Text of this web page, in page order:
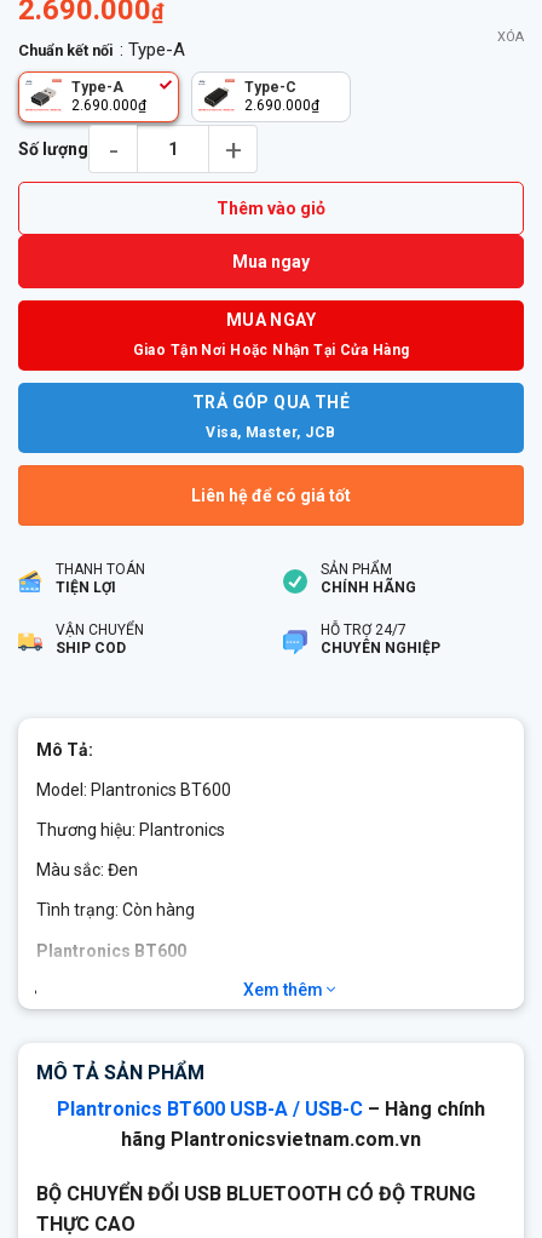
2.690.000₫
Chuẩn kết nối : Type-A
Type-A
2.690.000₫
Type-C
2.690.000₫
XÓA
Số lượng
Thêm vào giỏ
Mua ngay
MUA NGAY
Giao Tận Nơi Hoặc Nhận Tại Cửa Hàng
TRẢ GÓP QUA THẺ
Visa, Master, JCB
Liên hệ để có giá tốt
THANH TOÁN
TIỆN LỢI
SẢN PHẨM
CHÍNH HÃNG
VẬN CHUYỂN
SHIP COD
HỖ TRỢ 24/7
CHUYÊN NGHIỆP
Mô Tả:
Model: Plantronics BT600
Thương hiệu: Plantronics
Màu sắc: Đen
Tình trạng: Còn hàng
Plantronics BT600
Bộ chuyển đổi USB-A/USB-C thay thế
BackBeat PRO +
Được chứng nhận cho Skype for Business và được tối ưu
hóa cho Microsoft Lync
Được xây dựng cho các ứng dụng UC và điện thoại mềm của
Xem thêm
MÔ TẢ SẢN PHẨM
Plantronics BT600 USB-A / USB-C – Hàng chính
hãng Plantronicsvietnam.com.vn
BỘ CHUYỂN ĐỔI USB BLUETOOTH CÓ ĐỘ TRUNG
THỰC CAO